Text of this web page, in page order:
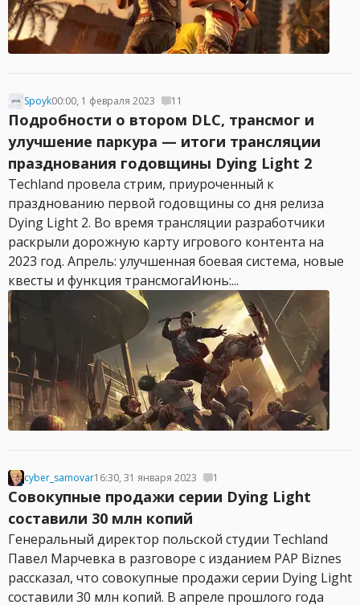
Spoyk00:00, 1 февраля 2023 11
Подробности о втором DLC, трансмог и
улучшение паркура — итоги трансляции
празднования годовщины Dying Light 2
Techland провела стрим, приуроченный к
празднованию первой годовщины со дня релиза
Dying Light 2. Во время трансляции разработчики
раскрыли дорожную карту игрового контента на
2023 год. Апрель: улучшенная боевая система, новые
квесты и функция трансмогаИюнь:...
cyber_samovar16:30, 31 января 2023 1
Совокупные продажи серии Dying Light
составили 30 млн копий
Генеральный директор польской студии Techland
Павел Марчевка в разговоре с изданием PAP Biznes
рассказал, что совокупные продажи серии Dying Light
составили 30 млн копий. В апреле прошлого года